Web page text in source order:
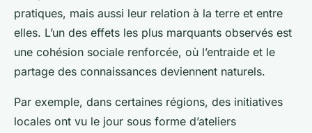
pratiques, mais aussi leur relation à la terre et entre
elles. L’un des effets les plus marquants observés est
une cohésion sociale renforcée, où l’entraide et le
partage des connaissances deviennent naturels.
Par exemple, dans certaines régions, des initiatives
locales ont vu le jour sous forme d’ateliers